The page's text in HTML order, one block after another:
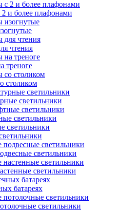
и более плафонами
чтения
треноге
столиком
светильники
светильники
светильники
светильники
батареях
светильники